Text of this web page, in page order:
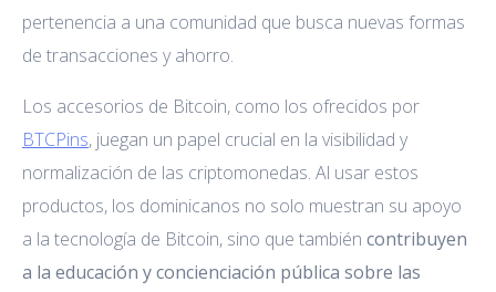
pertenencia a una comunidad que busca nuevas formas
de transacciones y ahorro.
Los accesorios de Bitcoin, como los ofrecidos por
BTCPins, juegan un papel crucial en la visibilidad y
normalización de las criptomonedas. Al usar estos
productos, los dominicanos no solo muestran su apoyo
a la tecnología de Bitcoin, sino que también contribuyen
a la educación y concienciación pública sobre las